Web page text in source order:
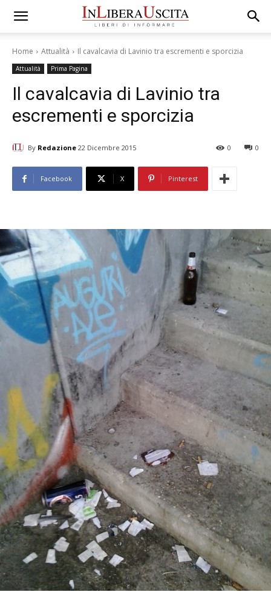
Home Attualità Il cavalcavia di Lavinio tra escrementi e sporcizia
Attualità Prima Pagina
Il cavalcavia di Lavinio tra
escrementi e sporcizia
By Redazione 22 Dicembre 2015 0
0
Facebook X Pinterest